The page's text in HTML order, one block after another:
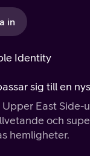
in
Identity
sig till en
East
och
hemligheter.